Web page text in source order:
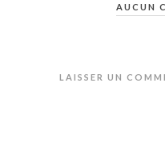
AUCUN
LAISSER UN